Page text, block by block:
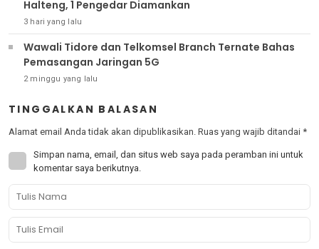
Halteng, 1 Pengedar Diamankan
3 hari yang lalu
Wawali Tidore dan Telkomsel Branch Ternate Bahas
Pemasangan Jaringan 5G
2 minggu yang lalu
TINGGALKAN BALASAN
Alamat email Anda tidak akan dipublikasikan. Ruas yang wajib ditandai *
Simpan nama, email, dan situs web saya pada peramban ini untuk
komentar saya berikutnya.